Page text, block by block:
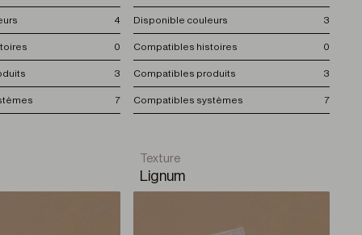
4
0
3
7
Disponible couleurs 3
Compatibles histoires 0
Compatibles produits 3
Compatibles systèmes 7
Texture
Lignum